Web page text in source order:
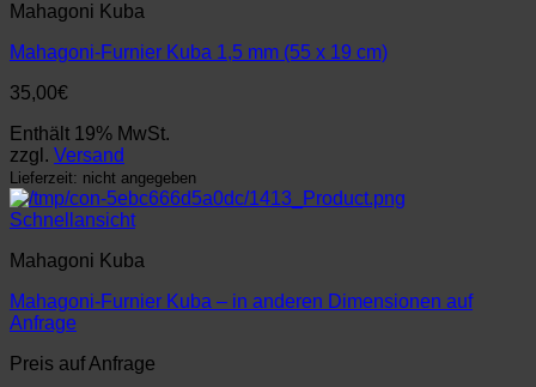
Mahagoni Kuba
Mahagoni-Furnier Kuba 1,5 mm (55 x 19 cm)
35,00€
Enthält 19% MwSt.
zzgl. Versand
Lieferzeit: nicht angegeben
Schnellansicht
Mahagoni Kuba
Mahagoni-Furnier Kuba – in anderen Dimensionen auf
Anfrage
Preis auf Anfrage